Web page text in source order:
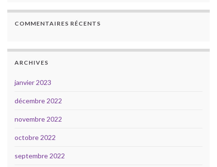
COMMENTAIRES RÉCENTS
ARCHIVES
janvier 2023
décembre 2022
novembre 2022
octobre 2022
septembre 2022